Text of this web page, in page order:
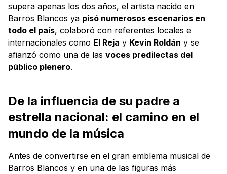
supera apenas los dos años, el artista nacido en
Barros Blancos ya pisó numerosos escenarios en
todo el país, colaboró con referentes locales e
internacionales como El Reja y Kevin Roldán y se
afianzó como una de las voces predilectas del
público plenero.
De la influencia de su padre a
estrella nacional: el camino en el
mundo de la música
Antes de convertirse en el gran emblema musical de
Barros Blancos y en una de las figuras más